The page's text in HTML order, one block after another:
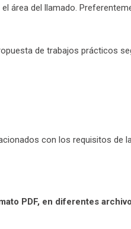
área del llamado.
de trabajos prácticos
con los requisitos de
PDF, en diferentes